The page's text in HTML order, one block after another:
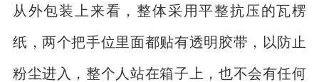
从外包装上来看，整体采用平整抗压的瓦楞
纸，两个把手位里面都贴有透明胶带，以防止
粉尘进入，整个人站在箱子上，也不会有任何